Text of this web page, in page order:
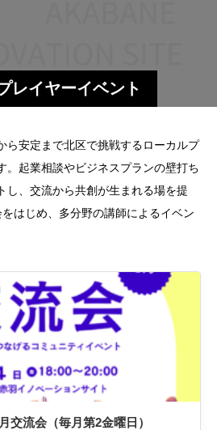
レイヤーイベント
ら安定まで北区で挑戦するローカルプ
。起業相談やビジネスプランの壁打ち
し、交流から共創が生まれる場を提
はじめ、多分野の講師によるイベン
交流会（毎月第2金曜日）